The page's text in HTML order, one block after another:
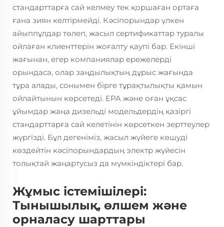
стандарттарға сай келмеу тек қоршаған ортаға
ғана зиян келтірмейді. Кәсіпорындар үлкен
айыппұлдар төлеп, жасыл сертификаттар туралы
ойлаған клиенттерін жоғалту қаупі бар. Екінші
жағынан, егер компаниялар ережелерді
орындаса, олар заңдылықтың дұрыс жағында
тұра алады, сонымен бірге тұрақтылықты қамын
ойлайтынын көрсетеді. EPA және оған ұқсас
ұйымдар жаңа дизельді модельдердің қазіргі
стандарттарға сай келетінін көрсеткен зерттеулер
жүргізді. Бұл дегеніміз, жасыл жүйеге көшуді
көздейтін кәсіпорындардың электр жүйесін
толықтай жаңартусыз да мүмкіндіктері бар.
Жұмыс істемішілері:
Тынышылық, өлшем және
орналасу шарттары